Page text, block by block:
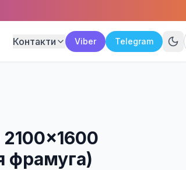
Контакти Viber Telegram
фрамуга)